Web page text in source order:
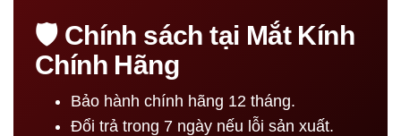
🛡 Chính sách tại Mắt Kính
Chính Hãng
Bảo hành chính hãng 12 tháng.
Đổi trả trong 7 ngày nếu lỗi sản xuất.